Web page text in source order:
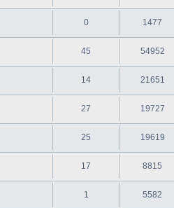
0 1477
45 54952
14 21651
27 19727
25 19619
17 8815
1 5582